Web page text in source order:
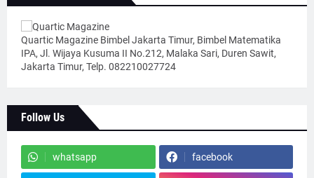
Quartic Magazine Bimbel Jakarta Timur, Bimbel Matematika
IPA, Jl. Wijaya Kusuma II No.212, Malaka Sari, Duren Sawit,
Jakarta Timur, Telp. 082210027724
Follow Us
whatsapp facebook